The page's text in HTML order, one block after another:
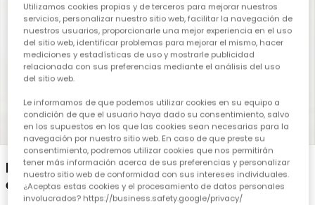
1 2 3 4 5
Dessuadora de pelfa nena crua amb
emojis
Utilizamos cookies propias y de terceros para mejorar nuestros
servicios, personalizar nuestro sitio web, facilitar la navegación de
nuestros usuarios, proporcionarle una mejor experiencia en el uso
del sitio web, identificar problemas para mejorar el mismo, hacer
mediciones y estadísticas de uso y mostrarle publicidad
relacionada con sus preferencias mediante el análisis del uso
del sitio web.
Le informamos de que podemos utilizar cookies en su equipo a
condición de que el usuario haya dado su consentimiento, salvo
en los supuestos en los que las cookies sean necesarias para la
navegación por nuestro sitio web. En caso de que preste su
consentimiento, podremos utilizar cookies que nos permitirán
tener más información acerca de sus preferencias y personalizar
nuestro sitio web de conformidad con sus intereses individuales.
¿Aceptas estas cookies y el procesamiento de datos personales
involucrados? https://business.safety.google/privacy/